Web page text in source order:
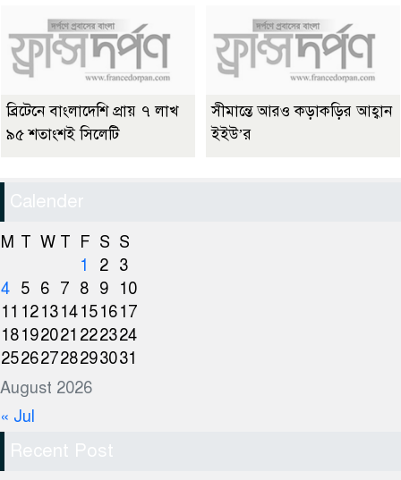
ব্রিটেনে বাংলাদেশি প্রায় ৭ লাখ
৯৫ শতাংশই সিলেটি
সীমান্তে আরও কড়াকড়ির আহ্বান
ইইউ’র
Calender
August 2026
M T W T F S S
1
2 3
4 5 6 7 8 9
10
11 121314151617
18192021 222324
25262728293031
« Jul
Recent Post